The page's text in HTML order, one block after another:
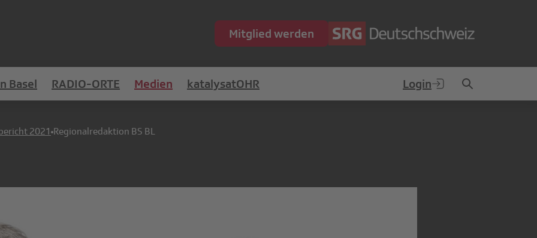
Mitglied werden
Basel RADIO-ORTE Medien katalysatOHR Login
2021 Regionalredaktion BS BL